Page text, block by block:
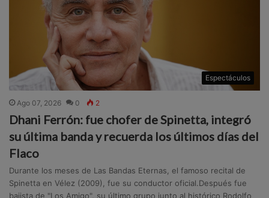
Espectáculos
Ago 07, 2026 0 2
Dhani Ferrón: fue chofer de Spinetta, integró
su última banda y recuerda los últimos días del
Flaco
Durante los meses de Las Bandas Eternas, el famoso recital de
Spinetta en Vélez (2009), fue su conductor oficial.Después fue
bajista de "Los Amigo", su último grupo junto al histórico Rodolfo